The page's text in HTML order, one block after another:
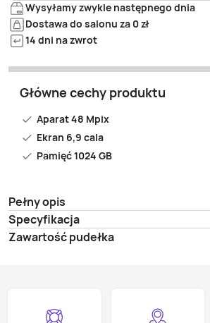
Wysyłamy zwykle następnego dnia
Dostawa do salonu za 0 zł
14 dni na zwrot
Główne cechy produktu
Aparat 48 Mpix
Ekran 6,9 cala
Pamięć 1024 GB
Pełny opis
Specyfikacja
Zawartość pudełka